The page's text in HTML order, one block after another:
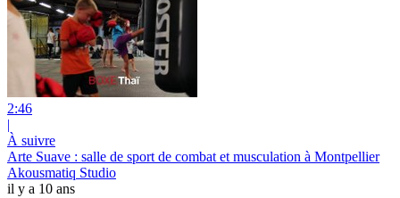
2:46
|
À suivre
Arte Suave : salle de sport de combat et musculation à Montpellier
Akousmatiq Studio
il y a 10 ans